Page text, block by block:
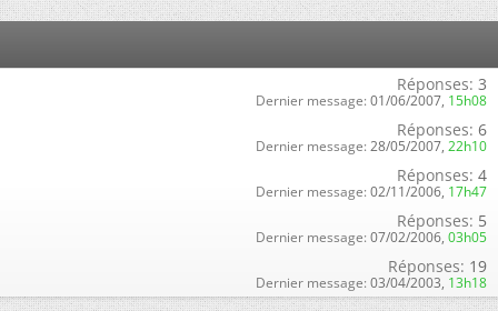
Réponses: 3
Dernier message: 01/06/2007, 15h08
Réponses: 6
Dernier message: 28/05/2007, 22h10
Réponses: 4
Dernier message: 02/11/2006, 17h47
Réponses: 5
Dernier message: 07/02/2006, 03h05
Réponses: 19
Dernier message: 03/04/2003, 13h18